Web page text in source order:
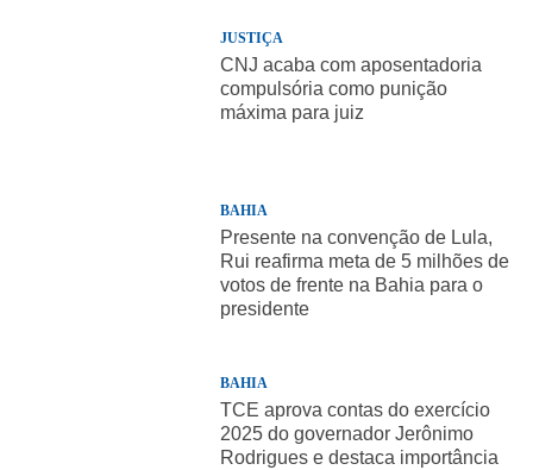
JUSTIÇA
CNJ acaba com aposentadoria
compulsória como punição
máxima para juiz
BAHIA
Presente na convenção de Lula,
Rui reafirma meta de 5 milhões de
votos de frente na Bahia para o
presidente
BAHIA
TCE aprova contas do exercício
2025 do governador Jerônimo
Rodrigues e destaca importância